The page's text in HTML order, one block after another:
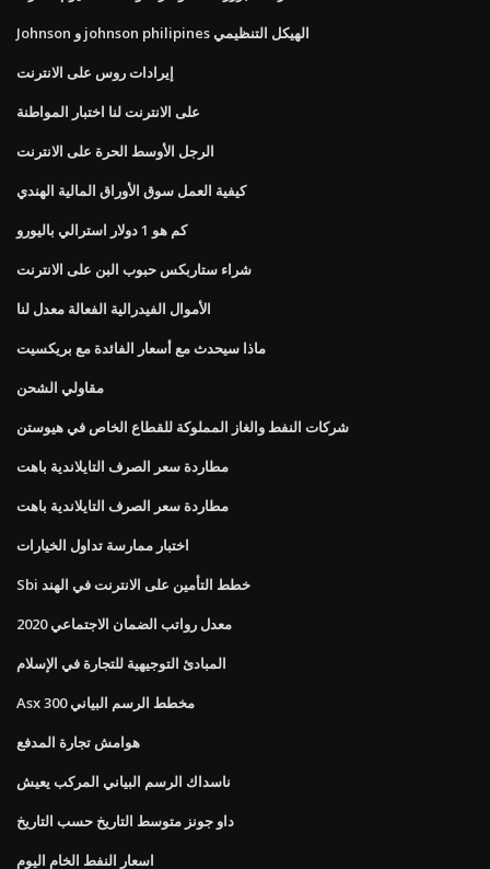
Johnson و johnson philipines الهيكل التنظيمي
إيرادات روس على الانترنت
على الانترنت لنا اختبار المواطنة
الرجل الأوسط الحرة على الانترنت
كيفية العمل سوق الأوراق المالية الهندي
كم هو 1 دولار استرالي باليورو
شراء ستاربكس حبوب البن على الانترنت
الأموال الفيدرالية الفعالة معدل لنا
ماذا سيحدث مع أسعار الفائدة مع بريكسيت
مقاولي الشحن
شركات النفط والغاز المملوكة للقطاع الخاص في هيوستن
مطاردة سعر الصرف التايلاندية باهت
مطاردة سعر الصرف التايلاندية باهت
اختبار ممارسة تداول الخيارات
Sbi خطط التأمين على الانترنت في الهند
معدل رواتب الضمان الاجتماعي 2020
المبادئ التوجيهية للتجارة في الإسلام
Asx 300 مخطط الرسم البياني
هوامش تجارة المدفع
ناسداك الرسم البياني المركب يعيش
داو جونز متوسط ​​التاريخ حسب التاريخ
اسعار النفط الخام اليوم